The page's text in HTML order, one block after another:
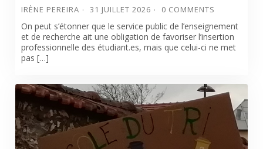
IRÈNE PEREIRA 31 JUILLET 2026 0 COMMENTS
On peut s’étonner que le service public de l’enseignement
et de recherche ait une obligation de favoriser l’insertion
professionnelle des étudiant.es, mais que celui-ci ne met
pas […]